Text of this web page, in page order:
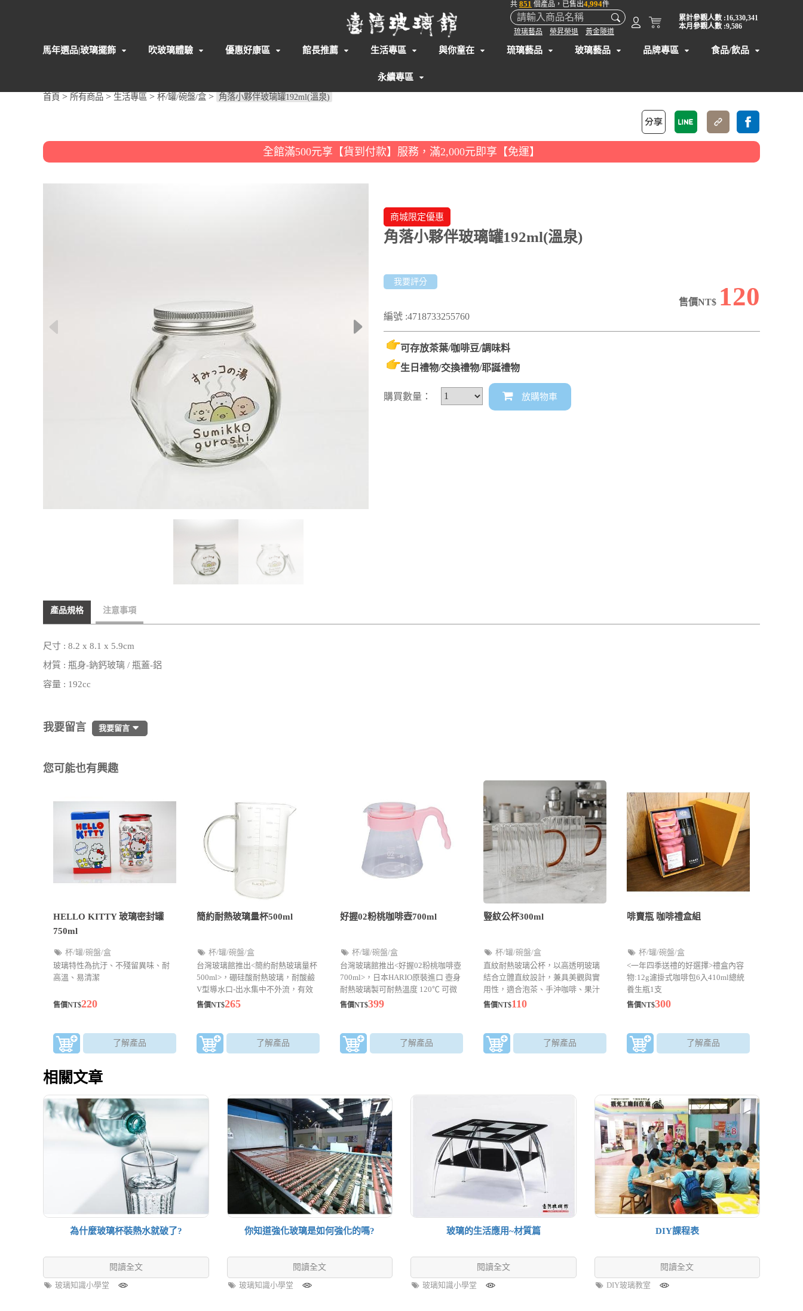
共 851 個產品，已售出4,994件
琉璃藝品 榮昇榮退 黃金隧道
累計參觀人數 :16,330,341
本月參觀人數 :9,586
馬年選品|玻璃擺飾 吹玻璃體驗 優惠好康區 館長推薦 生活專區 與你童在 琉璃藝品 玻璃藝品 品牌專區 食品/飲品
永續專區
首頁 > 所有商品 > 生活專區 > 杯/罐/碗盤/盒 > 角落小夥伴玻璃罐192ml(溫泉)
全館滿500元享【貨到付款】服務，滿2,000元即享【免運】
商城限定優惠
角落小夥伴玻璃罐192ml(溫泉)
我要評分
售價NT$ 120
編號 :4718733255760
可存放茶葉/咖啡豆/調味料
生日禮物/交換禮物/耶誕禮物
購買數量： 放購物車
產品規格 注意事項
尺寸 : 8.2 x 8.1 x 5.9cm
材質 : 瓶身-鈉鈣玻璃 / 瓶蓋-鋁
容量 : 192cc
我要留言 我要留言
您可能也有興趣
HELLO KITTY 玻璃密封罐
750ml
杯/罐/碗盤/盒
玻璃特性為抗汙、不殘留異味、耐
高溫、易清潔
售價NT$220
了解產品
簡約耐熱玻璃量杯500ml
杯/罐/碗盤/盒
台灣玻璃館推出<簡約耐熱玻璃量杯
500ml>，硼硅酸耐熱玻璃，耐酸鹼
V型導水口-出水集中不外流，有效
防止噴灑 精準刻度-掌握水位，精準
售價NT$265
了解產品
好握02粉桃咖啡壺700ml
杯/罐/碗盤/盒
台灣玻璃館推出<好握02粉桃咖啡壺
700ml>，日本HARIO原裝進口 壺身
耐熱玻璃製可耐熱溫度 120℃ 可微
波加熱，限時優惠$399元
售價NT$399
了解產品
豎紋公杯300ml
杯/罐/碗盤/盒
直紋耐熱玻璃公杯，以高透明玻璃
結合立體直紋設計，兼具美觀與實
用性，適合泡茶、手沖咖啡、果汁
及各式冷熱飲分享，打造更有質感
售價NT$110
了解產品
啡賣瓶 咖啡禮盒組
杯/罐/碗盤/盒
<一年四季送禮的好選擇>禮盒內容
物:12g濾掛式咖啡包6入410ml總統
養生瓶1支
售價NT$300
了解產品
相關文章
為什麼玻璃杯裝熱水就破了?
閱讀全文
玻璃知識小學堂
你知道強化玻璃是如何強化的嗎?
閱讀全文
玻璃知識小學堂
玻璃的生活應用~材質篇
閱讀全文
玻璃知識小學堂
DIY課程表
閱讀全文
DIY玻璃教室